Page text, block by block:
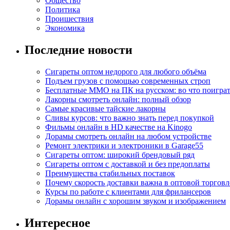
Политика
Проишествия
Экономика
Последние новости
Сигареты оптом недорого для любого объёма
Подъем грузов с помощью современных строп
Бесплатные MMO на ПК на русском: во что
Лакорны смотреть онлайн: полный обзор
Самые красивые тайские лакорны
Сливы курсов: что важно знать перед покупкой
Фильмы онлайн в HD качестве на Kinogo
Дорамы смотреть онлайн на любом устройстве
Ремонт электрики и электроники в Garage55
Сигареты оптом: широкий брендовый ряд
Сигареты оптом с доставкой и без предоплаты
Преимущества стабильных поставок
Почему скорость доставки важна в оптовой
Курсы по работе с клиентами для фрилансеров
Дорамы онлайн с хорошим звуком и изображением
Интересное